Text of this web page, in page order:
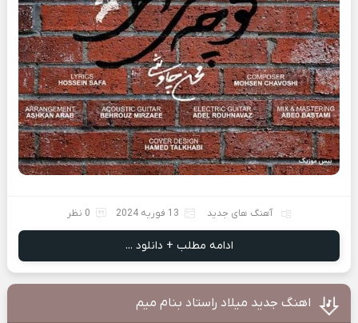
آهنگ های جدید 13 فوریه 2024 0 نظر
ادامه مطلب + دانلود ...
اهنگ جدید میلاد راستاد بنام میم